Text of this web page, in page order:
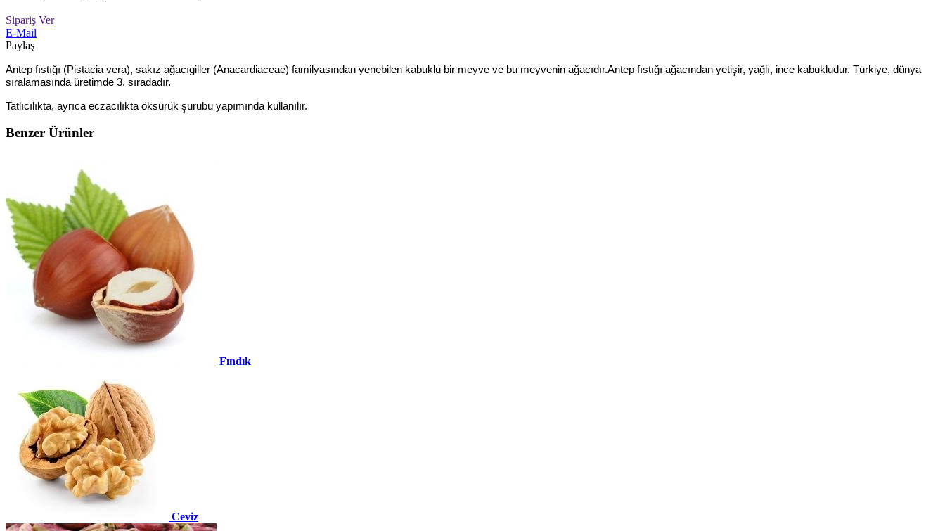
Sipariş Ver
E-Mail
Paylaş
Antep fıstığı (Pistacia vera), sakız ağacıgiller (Anacardiaceae) familyasından yenebilen kabuklu bir meyve ve bu meyvenin ağacıdır.Antep fıstığı ağacından yetişir, yağlı, ince kabukludur. Türkiye, dünya
sıralamasında üretimde 3. sıradadır.
Tatlıcılıkta, ayrıca eczacılıkta öksürük şurubu yapımında kullanılır.
Benzer Ürünler
Fındık
Ceviz